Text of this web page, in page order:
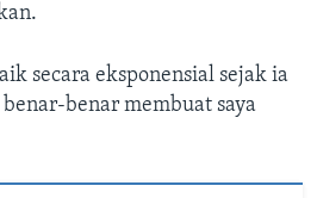
secara eksponensial sejak ia
benar membuat saya